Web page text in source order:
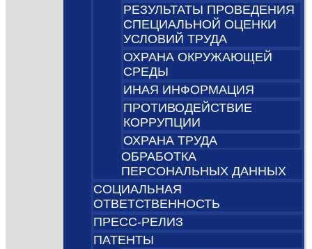
РЕЗУЛЬТАТЫ ПРОВЕДЕНИЯ
СПЕЦИАЛЬНОЙ ОЦЕНКИ
УСЛОВИЙ ТРУДА
ОХРАНА ОКРУЖАЮЩЕЙ
СРЕДЫ
ИНАЯ ИНФОРМАЦИЯ
ПРОТИВОДЕЙСТВИЕ
КОРРУПЦИИ
ОХРАНА ТРУДА
ОБРАБОТКА
ПЕРСОНАЛЬНЫХ ДАННЫХ
СОЦИАЛЬНАЯ
ОТВЕТСТВЕННОСТЬ
ПРЕСС-РЕЛИЗ
ПАТЕНТЫ